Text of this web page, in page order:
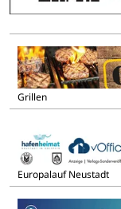
Grillen
Europalauf Neustadt